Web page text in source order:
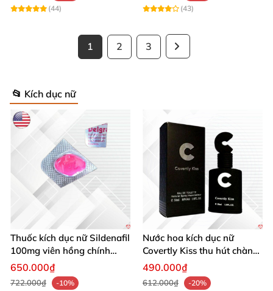
(44)
(43)
1 2 3
📂 Kích dục nữ
Thuốc kích dục nữ Sildenafil
100mg viên hồng chính
hãng xách tay
650.000₫
722.000₫
-10%
Nước hoa kích dục nữ
Covertly Kiss thu hút chàng
mạnh mẽ, quyến rũ
490.000₫
612.000₫
-20%